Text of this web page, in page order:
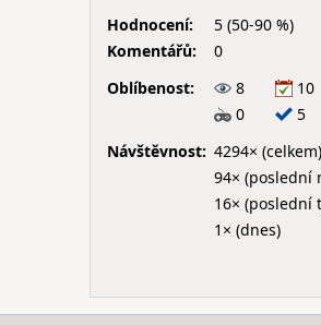
Hodnocení:
5 (50-90 %)
Komentářů:
0
Oblíbenost:
8
10
0
5
Návštěvnost: 4294× (celkem)
94× (poslední
16× (poslední
1× (dnes)